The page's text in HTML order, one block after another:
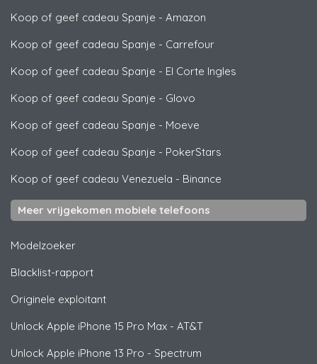
Koop of geef cadeau Spanje - Amazon
Koop of geef cadeau Spanje - Carrefour
Koop of geef cadeau Spanje - El Corte Ingles
Koop of geef cadeau Spanje - Glovo
Koop of geef cadeau Spanje - Moeve
Koop of geef cadeau Spanje - PokerStars
Koop of geef cadeau Venezuela - Binance
Meer vrijgekomen mobiele telefoons
Modelzoeker
Blacklist-rapport
Originele exploitant
Unlock Apple iPhone 15 Pro Max - AT&T
Unlock Apple iPhone 13 Pro - Spectrum